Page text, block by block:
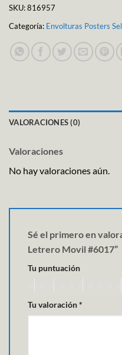
SKU:816957
Categoría: Envolturas Posters
VALORACIONES (0)
Valoraciones
No hay valoraciones aún.
Sé el primero en
Letrero Movil #6017”
Tu puntuación
Tu valoración*